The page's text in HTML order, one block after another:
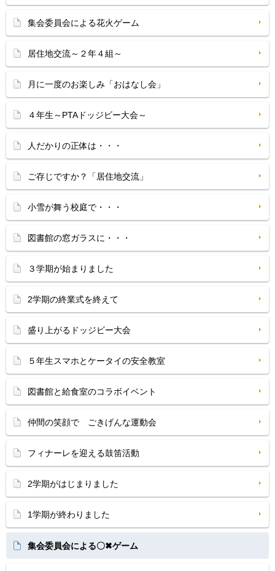
集会委員会による花火ゲーム
居住地交流～２年４組～
月に一度のお楽しみ「おはなし会」
４年生～PTAドッジビー大会～
人だかりの正体は・・・
ご存じですか？「居住地交流」
小雪が舞う校庭で・・・
図書館の窓ガラスに・・・
３学期が始まりました
2学期の終業式を終えて
盛り上がるドッジビー大会
５年生スマホとケータイの安全教室
図書館と給食室のコラボイベント
仲間の笑顔で ごきげんな運動会
フィナーレを迎える鼓笛活動
2学期がはじまりました
1学期が終わりました
集会委員会による〇✖ゲーム